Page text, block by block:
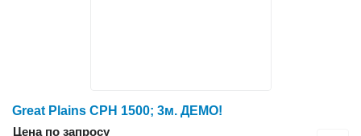
Great Plains CPH 1500; 3м. ДЕМО!
Цена по запросу